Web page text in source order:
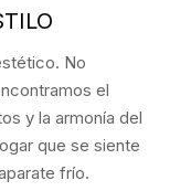
No
el
y la armonía del
que se siente
frío.